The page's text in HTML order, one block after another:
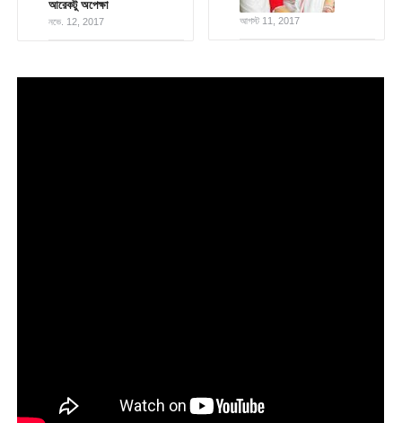
আরেকটু অপেক্ষা
নভে. 12, 2017 আগস্ট 11, 2017